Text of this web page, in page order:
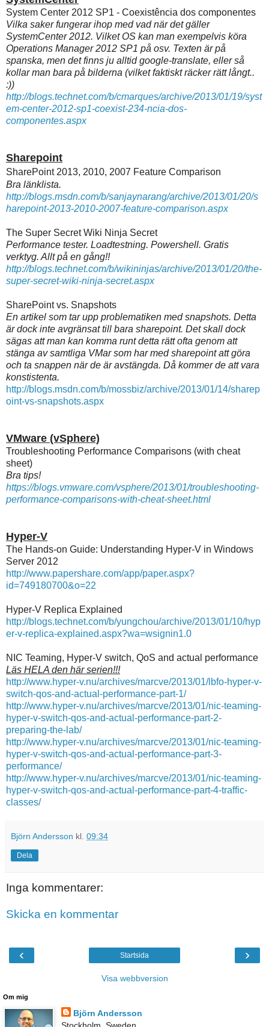
System Center 2012 SP1 - Coexistência dos componentes
Vilka saker fungerar ihop med vad när det gäller
SystemCenter 2012. Vilket OS kan man exempelvis köra
Operations Manager 2012 SP1 på osv. Texten är på
spanska, men det finns ju alltid google-translate, eller så
kollar man bara på bilderna (vilket faktiskt räcker rätt långt..
:))
http://blogs.technet.com/b/cmarques/archive/2013/01/19/syst
em-center-2012-sp1-coexist-234-ncia-dos-
componentes.aspx
Sharepoint
SharePoint 2013, 2010, 2007 Feature Comparison
Bra länklista.
http://blogs.msdn.com/b/sanjaynarang/archive/2013/01/20/s
harepoint-2013-2010-2007-feature-comparison.aspx
The Super Secret Wiki Ninja Secret
Performance tester. Loadtestning. Powershell. Gratis
verktyg. Allt på en gång!!
http://blogs.technet.com/b/wikininjas/archive/2013/01/20/the-
super-secret-wiki-ninja-secret.aspx
SharePoint vs. Snapshots
En artikel som tar upp problematiken med snapshots. Detta
är dock inte avgränsat till bara sharepoint. Det skall dock
sägas att man kan komma runt detta rätt ofta genom att
stänga av samtliga VMar som har med sharepoint att göra
och ta snappen när de är avstängda. Då kommer de att vara
konstistenta.
http://blogs.msdn.com/b/mossbiz/archive/2013/01/14/sharep
oint-vs-snapshots.aspx
VMware (vSphere)
Troubleshooting Performance Comparisons (with cheat
sheet)
Bra tips!
https://blogs.vmware.com/vsphere/2013/01/troubleshooting-
performance-comparisons-with-cheat-sheet.html
Hyper-V
The Hands-on Guide: Understanding Hyper-V in Windows
Server 2012
http://www.papershare.com/app/paper.aspx?
id=749180700&o=22
Hyper-V Replica Explained
http://blogs.technet.com/b/yungchou/archive/2013/01/10/hyp
er-v-replica-explained.aspx?wa=wsignin1.0
NIC Teaming, Hyper-V switch, QoS and actual performance
Läs HELA den här serien!!!
http://www.hyper-v.nu/archives/marcve/2013/01/lbfo-hyper-v-
switch-qos-and-actual-performance-part-1/
http://www.hyper-v.nu/archives/marcve/2013/01/nic-teaming-
hyper-v-switch-qos-and-actual-performance-part-2-
preparing-the-lab/
http://www.hyper-v.nu/archives/marcve/2013/01/nic-teaming-
hyper-v-switch-qos-and-actual-performance-part-3-
performance/
http://www.hyper-v.nu/archives/marcve/2013/01/nic-teaming-
hyper-v-switch-qos-and-actual-performance-part-4-traffic-
classes/
Björn Andersson kl. 09:34
Dela
Inga kommentarer:
Skicka en kommentar
‹ ›
Startsida
Visa webbversion
Om mig
Björn Andersson